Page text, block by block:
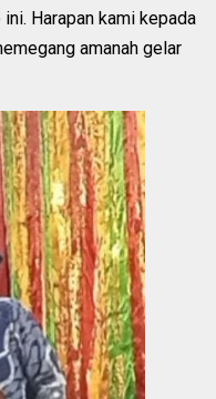
Harapan kami kepada
amanah gelar